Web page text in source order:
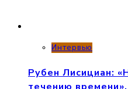
Интервью
Рубен Лисициан: